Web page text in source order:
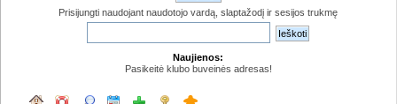
Prisijungti naudojant naudotojo vardą, slaptažodį ir sesijos trukmę
Naujienos:
Pasikeitė klubo buveinės adresas!